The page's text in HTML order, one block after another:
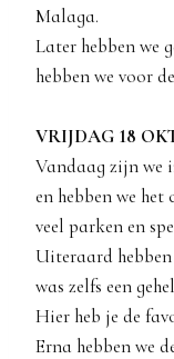
Malaga.
Later hebben we
hebben we voor
VRIJDAG 18
Vandaag zijn we
en hebben we
veel parken en
Uiteraard hebben
was zelfs een
Hier heb je de
Erna hebben we